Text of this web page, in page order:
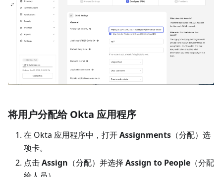
将用户分配给 Okta 应用程序
在 Okta 应用程序中，打开Assignments （分配）选
项卡。
点击Assign （分配）并选择 Assign to People （分配